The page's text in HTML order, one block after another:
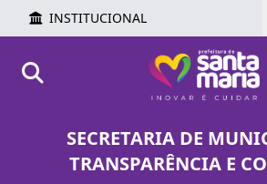
INSTITUCIONAL
SECRETARIA DE
TRANSPARÊNCIA E